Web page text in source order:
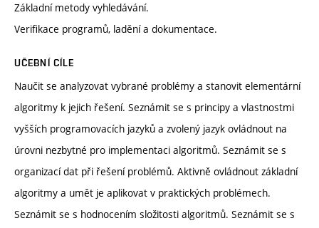
Základní metody vyhledávání.
Verifikace programů, ladění a dokumentace.
UČEBNÍ CÍLE
Naučit se analyzovat vybrané problémy a stanovit elementární
algoritmy k jejich řešení. Seznámit se s principy a vlastnostmi
vyšších programovacích jazyků a zvolený jazyk ovládnout na
úrovni nezbytné pro implementaci algoritmů. Seznámit se s
organizací dat při řešení problémů. Aktivně ovládnout základní
algoritmy a umět je aplikovat v praktických problémech.
Seznámit se s hodnocením složitosti algoritmů. Seznámit se s